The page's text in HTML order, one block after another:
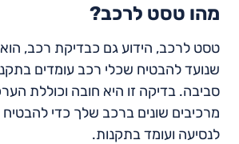
מהו טסט לרכב?
טסט לרכב, הידוע גם כבדיקת רכב,
שנועד להבטיח שכלי רכב עומדים
סביבה. בדיקה זו היא חובה וכוללת
מרכיבים שונים ברכב שלך כדי
לנסיעה ועומד בתקנות.